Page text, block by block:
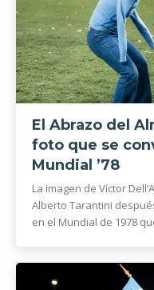
El Abrazo del
foto que se
Mundial ’78
La imagen de Víctor
Alberto Tarantini
en el Mundial de 1978